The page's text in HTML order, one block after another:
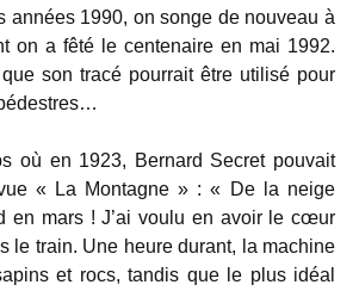
années 1990, on songe de nouveau à
on a fêté le centenaire en mai 1992.
son tracé pourrait être utilisé pour
où en 1923, Bernard Secret pouvait
« La Montagne » : « De la neige
en mars ! J’ai voulu en avoir le cœur
le train. Une heure durant, la machine
et rocs, tandis que le plus idéal